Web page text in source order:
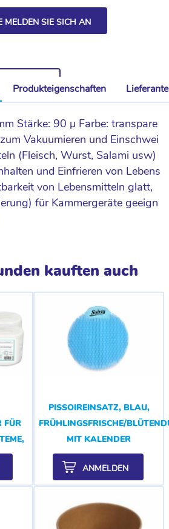
MELDEN SIE SICH AN
Produkteigenschaften
Stärke: 90 µ Farbe: transpare
Vakuumieren und Einschwei
(Fleisch, Wurst, Salami usw)
und Einfrieren von Lebens
von Lebensmitteln glatt,
für Kammergeräte geeign
kauften auch
FÜR
PISSOIREINSATZ, BLAU,
FRÜHLINGSFRISCHE/
MIT KALENDER
ANMELDEN